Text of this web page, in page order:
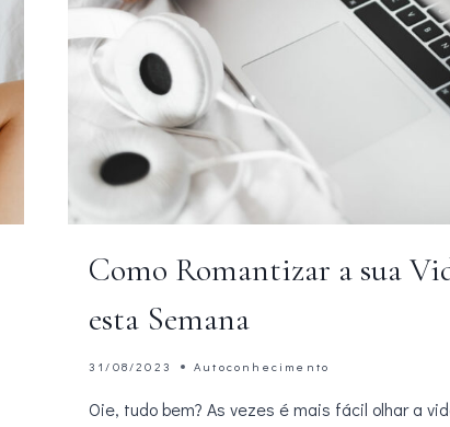
Como Romantizar a sua
esta Semana
31/08/2023 Autoconhecimento
Oie, tudo bem? As vezes é mais fácil olhar a